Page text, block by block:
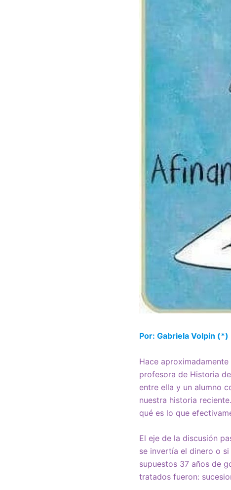
Por: Gabriela Volpin (*)
Hace
profesora de Historia
entre ella y un alumno
nuestra historia
qué es lo que
El eje de la discusión
se invertía el dinero o
supuestos 37 años de
tratados fueron: